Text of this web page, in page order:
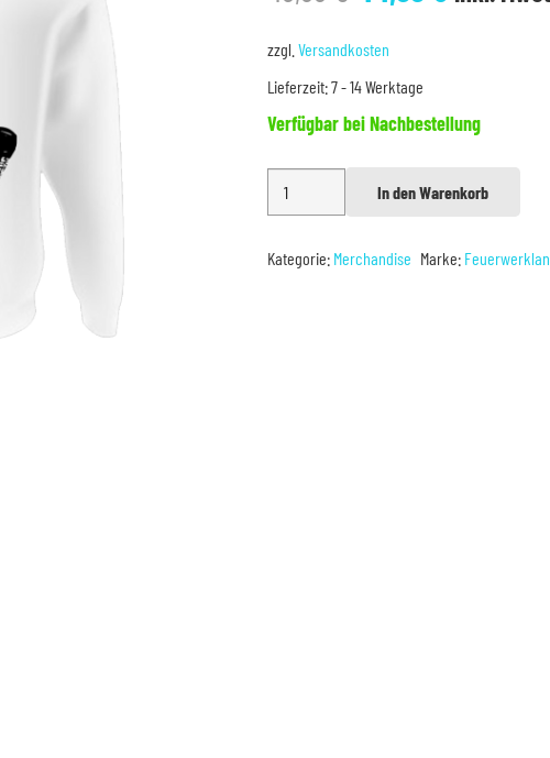
Preis
war:
49,99 €
Preis
zzgl. Versandkosten
Lieferzeit:7 - 14 Werktage
Verfügbar bei Nachbestellung
L
In den Warenkorb
Alternative:
Kategorie: Merchandise Marke: